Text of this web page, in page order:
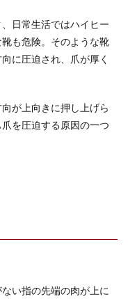
日常生活ではハイヒー
も危険。そのような靴
に圧迫され、爪が厚く
が上向きに押し上げら
を圧迫する原因の一つ
い指の先端の肉が上に